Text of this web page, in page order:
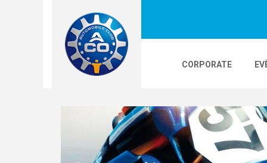
CORPORATE
24H LE MANS
24H KARTING
PHOTOS